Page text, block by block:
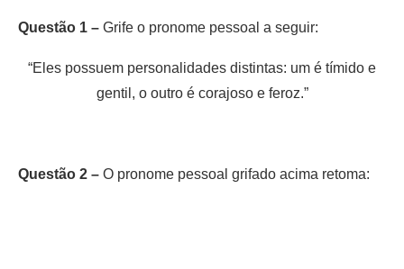
Questão 1 – Grife o pronome pessoal a seguir:
“Eles possuem personalidades distintas: um é tímido e
gentil, o outro é corajoso e feroz.”
Questão 2 – O pronome pessoal grifado acima retoma: